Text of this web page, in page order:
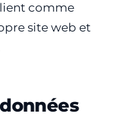
comme
site web et